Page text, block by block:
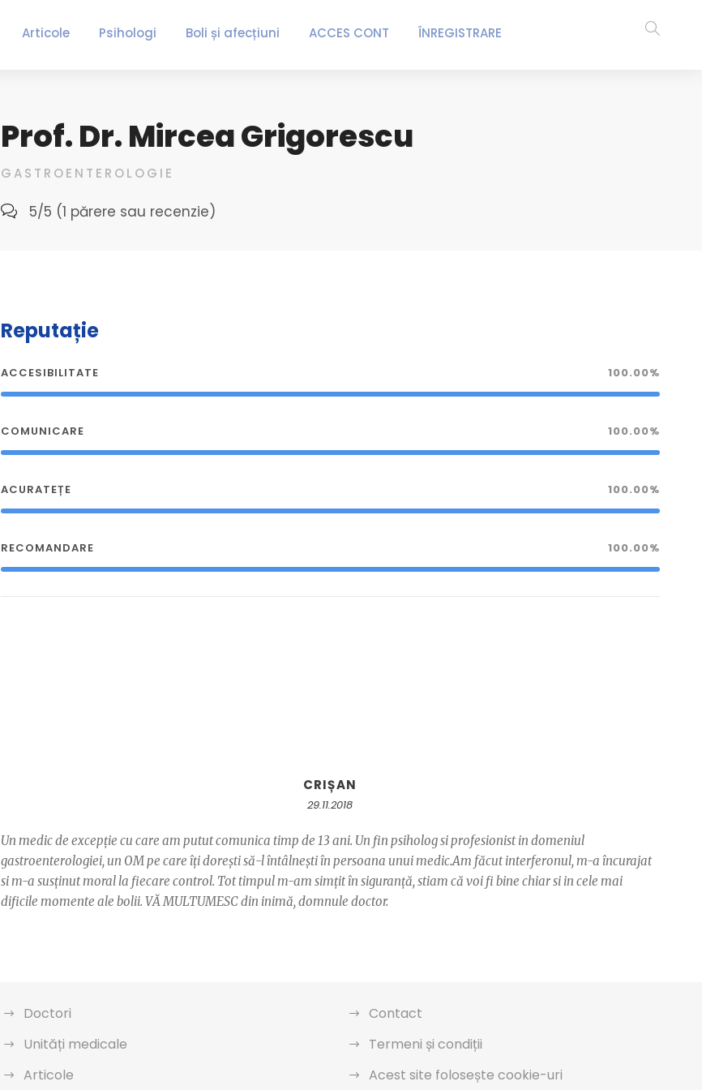
Articole Psihologi Boli și afecțiuni ACCES CONT ÎNREGISTRARE
Prof. Dr. Mircea Grigorescu
GASTROENTEROLOGIE
5/5 (1 părere sau recenzie)
Reputație
ACCESIBILITATE 100.00%
COMUNICARE 100.00%
ACURATEȚE 100.00%
RECOMANDARE 100.00%
CRIȘAN
29.11.2018
Un medic de excepție cu care am putut comunica timp de 13 ani. Un fin psiholog si profesionist in domeniul
gastroenterologiei, un OM pe care îți dorești să-l întâlnești în persoana unui medic.Am făcut interferonul, m-a încurajat
si m-a susținut moral la fiecare control. Tot timpul m-am simțit în siguranță, stiam că voi fi bine chiar si in cele mai
dificile momente ale bolii. VĂ MULTUMESC din inimă, domnule doctor.
Doctori
Unități medicale
Articole
Contact
Termeni și condiții
Acest site folosește cookie-uri